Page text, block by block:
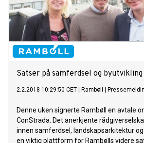
Satser på samferdsel og
2.2.2018 10:29:50 CET Rambøll
Denne uken signerte Rambøll en avtale
ConStrada. Det anerkjente
innen samferdsel, landskapsarkitektur
en viktig plattform for Rambølls videre